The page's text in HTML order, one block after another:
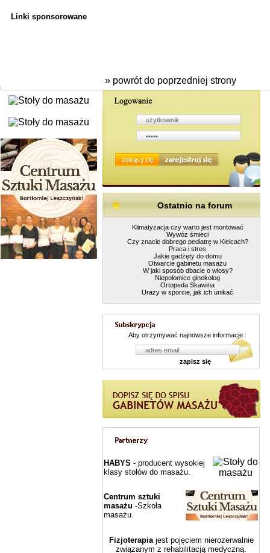
Linki sponsorowane
» powrót do poprzedniej strony
Ostatnio na forum
Klimatyzacja czy warto jest montować
Wywóz śmieci
Czy znacie dobrego pediatrę w Kielcach?
Praca i stres
Jakie gadżęty do domu
Otwarcie gabinetu masażu
W jaki sposób dbacie o włosy?
Niepołomice ginekolog
Ortopeda Skawina
Urazy w sporcie, jak ich unikać
Aby otrzymywać najnowsze informacje :
zapisz się
HABYS - producent wysokiej
klasy stołów do masażu.
Centrum sztuki
masażu -Szkoła
masażu.
Fizjoterapiajest pojęciem nierozerwalnie
związanym z rehabilitacją medyczną.